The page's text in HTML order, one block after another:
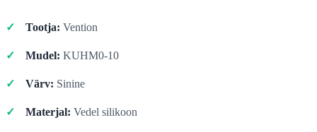
Tootja: Vention
Mudel: KUHM0-10
Värv: Sinine
Materjal: Vedel silikoon